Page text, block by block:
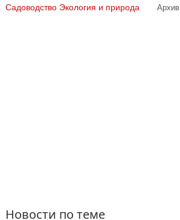
Садоводство Экология и природа Архив
Новости по теме